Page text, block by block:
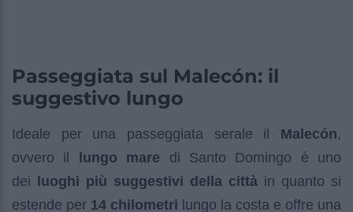
Passeggiata sul Malecón: il
suggestivo lungo
Ideale per una passeggiata serale il Malecón,
ovvero il lungo mare di Santo Domingo è uno
dei luoghi più suggestivi della città in quanto si
estende per 14 chilometri lungo la costa e offre una